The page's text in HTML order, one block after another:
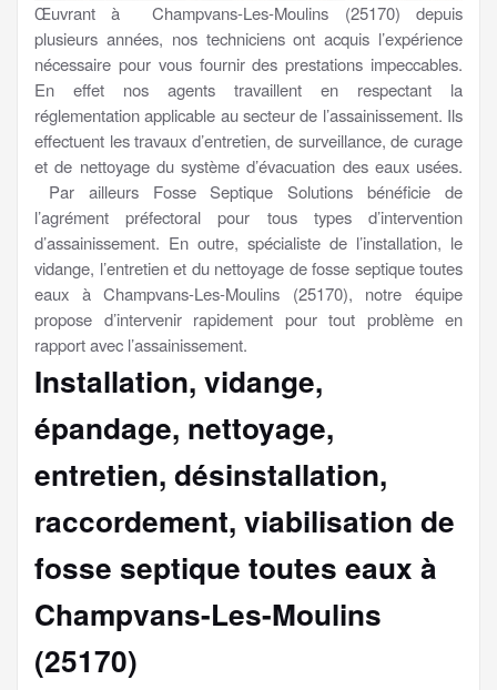
Œuvrant à Champvans-Les-Moulins (25170) depuis
plusieurs années, nos techniciens ont acquis l’expérience
nécessaire pour vous fournir des prestations impeccables.
En effet nos agents travaillent en respectant la
réglementation applicable au secteur de l’assainissement. Ils
effectuent les travaux d’entretien, de surveillance, de curage
et de nettoyage du système d’évacuation des eaux usées.
Par ailleurs Fosse Septique Solutions bénéficie de
l’agrément préfectoral pour tous types d’intervention
d’assainissement. En outre, spécialiste de l’installation, le
vidange, l’entretien et du nettoyage de fosse septique toutes
eaux à Champvans-Les-Moulins (25170), notre équipe
propose d’intervenir rapidement pour tout problème en
rapport avec l’assainissement.
Installation, vidange,
épandage, nettoyage,
entretien, désinstallation,
raccordement, viabilisation de
fosse septique toutes eaux à
Champvans-Les-Moulins
(25170)